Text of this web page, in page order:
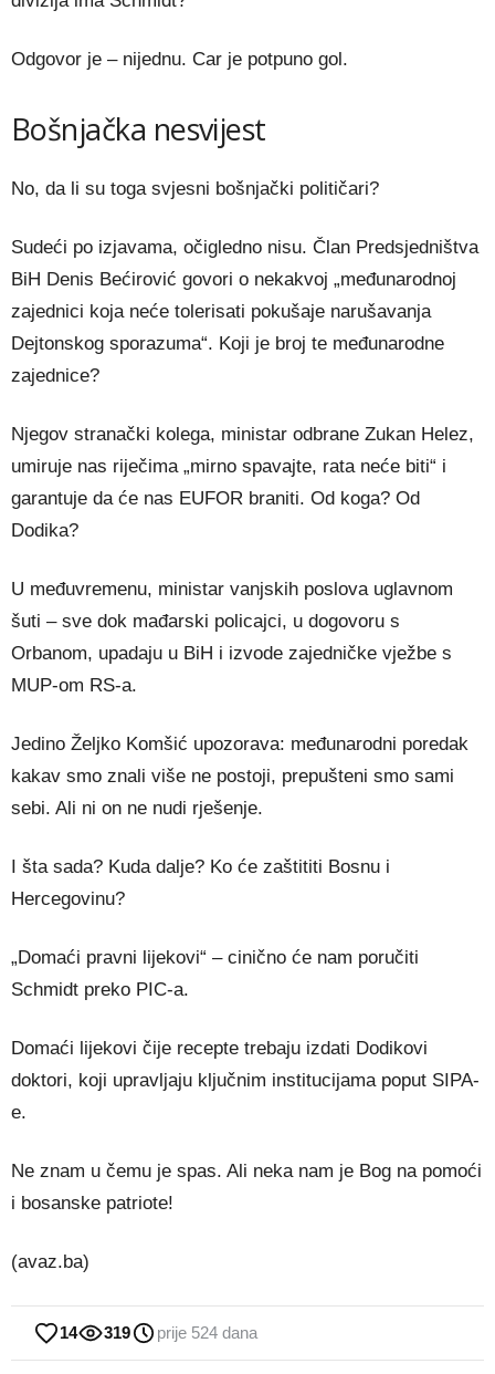
Odgovor je – nijednu. Car je potpuno gol.
Bošnjačka nesvijest
No, da li su toga svjesni bošnjački političari?
Sudeći po izjavama, očigledno nisu. Član Predsjedništva
BiH Denis Bećirović govori o nekakvoj „međunarodnoj
zajednici koja neće tolerisati pokušaje narušavanja
Dejtonskog sporazuma“. Koji je broj te međunarodne
zajednice?
Njegov stranački kolega, ministar odbrane Zukan Helez,
umiruje nas riječima „mirno spavajte, rata neće biti“ i
garantuje da će nas EUFOR braniti. Od koga? Od
Dodika?
U međuvremenu, ministar vanjskih poslova uglavnom
šuti – sve dok mađarski policajci, u dogovoru s
Orbanom, upadaju u BiH i izvode zajedničke vježbe s
MUP-om RS-a.
Jedino Željko Komšić upozorava: međunarodni poredak
kakav smo znali više ne postoji, prepušteni smo sami
sebi. Ali ni on ne nudi rješenje.
I šta sada? Kuda dalje? Ko će zaštititi Bosnu i
Hercegovinu?
„Domaći pravni lijekovi“ – cinično će nam poručiti
Schmidt preko PIC-a.
Domaći lijekovi čije recepte trebaju izdati Dodikovi
doktori, koji upravljaju ključnim institucijama poput SIPA-
e.
Ne znam u čemu je spas. Ali neka nam je Bog na pomoći
i bosanske patriote!
(avaz.ba)
14 319 prije 524 dana